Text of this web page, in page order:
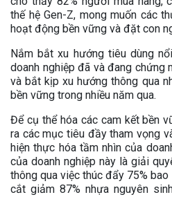
thế hệ Gen-Z, mong muốn các
hoạt động bền vững và đặt con
Nắm bắt xu hướng tiêu dùng
doanh nghiệp đã và đang chứng
và bắt kịp xu hướng thông qua
bền vững trong nhiều năm qua.
Để cụ thể hóa các cam kết bền
ra các mục tiêu đầy tham vọng
hiện thực hóa tầm nhìn của
của doanh nghiệp này là giải
thông qua việc thúc đẩy 75%
cắt giảm 87% nhựa nguyên